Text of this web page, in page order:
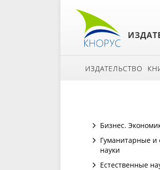
ИЗДАТЕЛЬСТВО
Бизнес.
Гуманитарные
науки
Естественные